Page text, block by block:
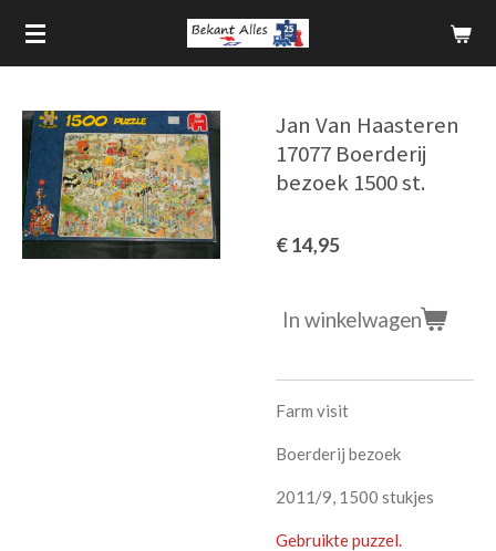
Ga
direct
hoofdinhoud
Jan Van Haasteren
17077 Boerderij
bezoek 1500 st.
€ 14,95
In winkelwagen
Farm visit
Boerderij bezoek
2011/9, 1500 stukjes
Gebruikte puzzel.